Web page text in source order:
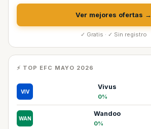
Ver mejores ofertas →
✓ Gratis · ✓ Sin registro
⚡ TOP EFC MAYO 2026
VIV
Vivus
0%
WAN
Wandoo
0%